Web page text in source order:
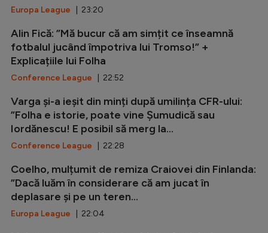
Europa League | 23:20
Alin Fică: ”Mă bucur că am simțit ce înseamnă
fotbalul jucând împotriva lui Tromso!” +
Explicațiile lui Folha
Conference League | 22:52
Varga și-a ieșit din minți după umilința CFR-ului:
”Folha e istorie, poate vine Șumudică sau
Iordănescu! E posibil să merg la...
Conference League | 22:28
Coelho, mulțumit de remiza Craiovei din Finlanda:
”Dacă luăm în considerare că am jucat în
deplasare și pe un teren...
Europa League | 22:04